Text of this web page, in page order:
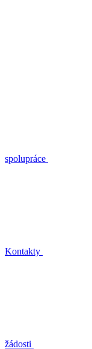
spolupráce
Kontakty
žádosti